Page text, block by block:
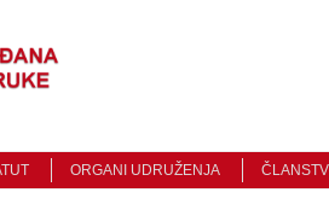
ORGANI UDRUŽENJA